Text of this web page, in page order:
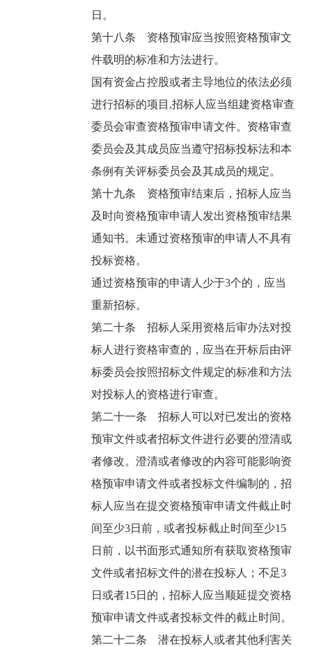
日。
第十八条 资格预审应当按照资格预审文
件载明的标准和方法进行。
国有资金占控股或者主导地位的依法必须
进行招标的项目,招标人应当组建资格审查
委员会审查资格预审申请文件。资格审查
委员会及其成员应当遵守招标投标法和本
条例有关评标委员会及其成员的规定。
第十九条 资格预审结束后，招标人应当
及时向资格预审申请人发出资格预审结果
通知书。未通过资格预审的申请人不具有
投标资格。
通过资格预审的申请人少于3个的，应当
重新招标。
第二十条 招标人采用资格后审办法对投
标人进行资格审查的，应当在开标后由评
标委员会按照招标文件规定的标准和方法
对投标人的资格进行审查。
第二十一条 招标人可以对已发出的资格
预审文件或者招标文件进行必要的澄清或
者修改。澄清或者修改的内容可能影响资
格预审申请文件或者投标文件编制的，招
标人应当在提交资格预审申请文件截止时
间至少3日前，或者投标截止时间至少15
日前，以书面形式通知所有获取资格预审
文件或者招标文件的潜在投标人；不足3
日或者15日的，招标人应当顺延提交资格
预审申请文件或者投标文件的截止时间。
第二十二条 潜在投标人或者其他利害关